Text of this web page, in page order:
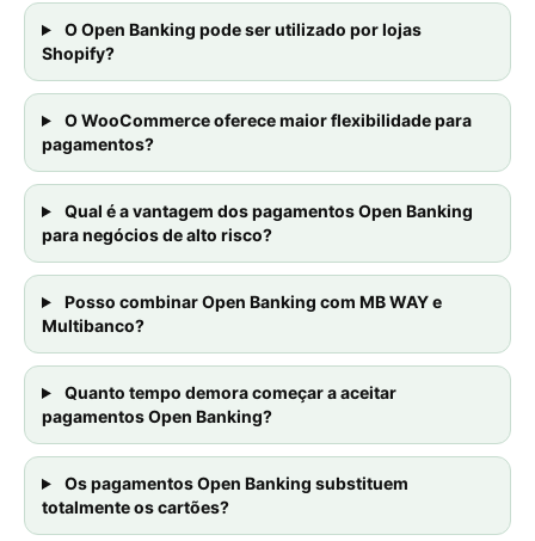
O Open Banking pode ser utilizado por lojas
Shopify?
O WooCommerce oferece maior flexibilidade para
pagamentos?
Qual é a vantagem dos pagamentos Open Banking
para negócios de alto risco?
Posso combinar Open Banking com MB WAY e
Multibanco?
Quanto tempo demora começar a aceitar
pagamentos Open Banking?
Os pagamentos Open Banking substituem
totalmente os cartões?